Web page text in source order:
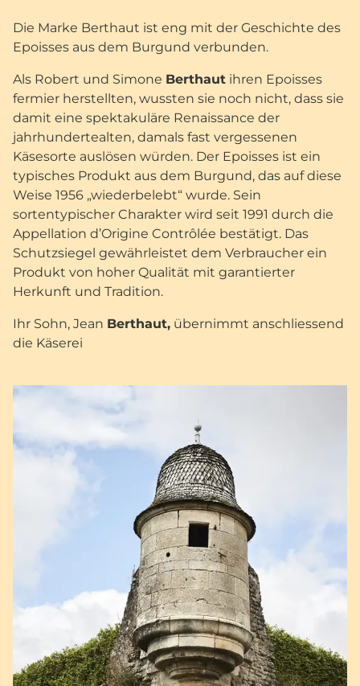
Die Marke Berthaut ist eng mit der Geschichte des
Epoisses aus dem Burgund verbunden.
Als Robert und Simone Berthaut ihren Epoisses
fermier herstellten, wussten sie noch nicht, dass sie
damit eine spektakuläre Renaissance der
jahrhundertealten, damals fast vergessenen
Käsesorte auslösen würden. Der Epoisses ist ein
typisches Produkt aus dem Burgund, das auf diese
Weise 1956 „wiederbelebt“ wurde. Sein
sortentypischer Charakter wird seit 1991 durch die
Appellation d’Origine Contrôlée bestätigt. Das
Schutzsiegel gewährleistet dem Verbraucher ein
Produkt von hoher Qualität mit garantierter
Herkunft und Tradition.
Ihr Sohn, Jean Berthaut, übernimmt anschliessend
die Käserei